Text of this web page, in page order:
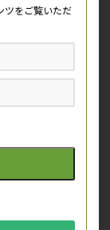
ツをご覧いただ